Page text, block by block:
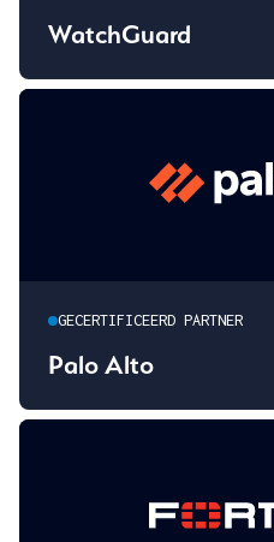
WatchGuard
GECERTIFICEERD PARTNER
Palo Alto